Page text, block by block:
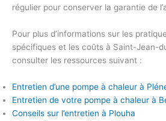
régulier pour conserver la garantie de
Pour plus d’informations sur les
spécifiques et les coûts à Saint-Jean-
consulter les ressources suivant :
Entretien d’une pompe à chaleur à
Entretien de votre pompe à chaleur à
Conseils sur l’entretien à Plouha